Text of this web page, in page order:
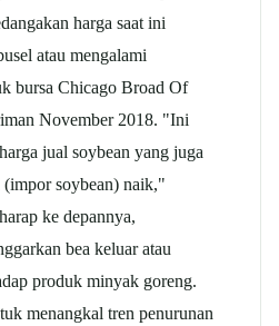
harga saat ini
atau mengalami
bursa Chicago Broad Of
November 2018. "Ini
jual soybean yang juga
soybean) naik,"
ke depannya,
bea keluar atau
produk minyak goreng.
menangkal tren penurunan